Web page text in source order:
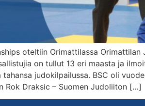
oteltiin Orimattilassa
on tullut 13 eri maasta ja
judokilpailussa. BSC oli
Rok Draksic – Suomen Judoliiton […]